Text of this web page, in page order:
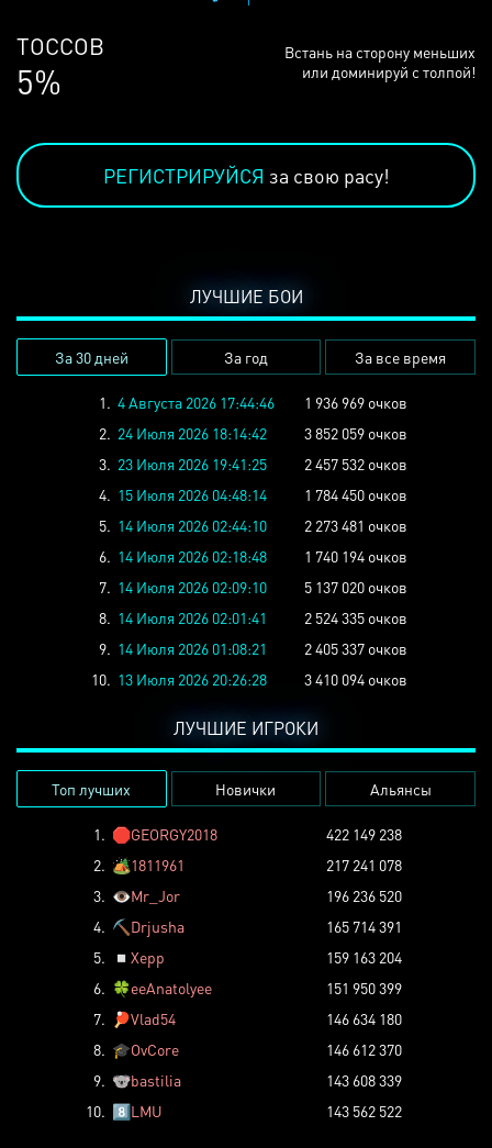
ЛЮДЕЙ
68%
Встань на сторону меньших
или доминируй с толпой!
РЕГИСТРИРУЙСЯ за свою расу!
ЛУЧШИЕ БОИ
За 30 дней За год За все время
1. 4 Августа 2026 17:44:46
1 936 969 очков
2. 24 Июля 2026 18:14:42
3 852 059 очков
3. 23 Июля 2026 19:41:25
2 457 532 очков
4. 15 Июля 2026 04:48:14
1 784 450 очков
5. 14 Июля 2026 02:44:10
2 273 481 очков
6. 14 Июля 2026 02:18:48
1 740 194 очков
7. 14 Июля 2026 02:09:10
5 137 020 очков
8. 14 Июля 2026 02:01:41
2 524 335 очков
9. 14 Июля 2026 01:08:21
2 405 337 очков
10. 13 Июля 2026 20:26:28 3 410 094 очков
ЛУЧШИЕ ИГРОКИ
Топ лучших Новички Альянсы
1. 🛑GEORGY2018
422 149 238
2. 🏕️1811961
217 241 078
3. 👁️Mr_Jor
196 236 520
4. ⛏️ Drjusha
165 714 391
5.
◽ Xepp
159 163 204
6. 🍀eeAnatolyee
151 950 399
7.
🏓Vlad54
146 634 180
8. 🎓OvCore
146 612 370
9. 🐨bastilia
143 608 339
10. 8️⃣LMU 143 562 522